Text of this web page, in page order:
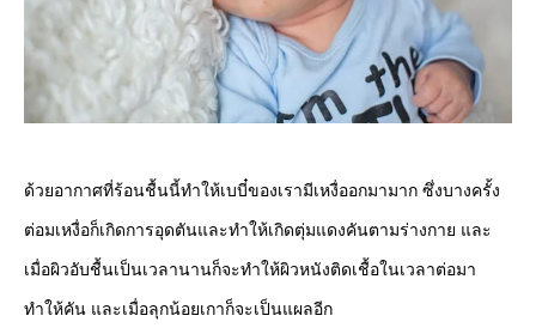
ด้วยอากาศที่ร้อนชื้นนี้ทำให้เบบี๋ของเรามีเหงื่ออกมามาก ซึ่งบางครั้ง
ต่อมเหงื่อก็เกิดการอุดตันและทำให้เกิดตุ่มแดงคันตามร่างกาย และ
เมื่อผิวอับชื้นเป็นเวลานานก็จะทำให้ผิวหนังติดเชื้อในเวลาต่อมา
ทำให้คัน และเมื่อลุกน้อยเกาก็จะเป็นแผลอีก